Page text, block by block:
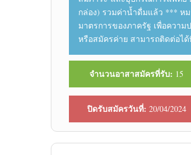
กล่อง)​ รวมค่าน้ำดื่มแล้ว *** หม
มาตรการ​ของภาครัฐ เพื่อควา
หรือสมัครค่าย สามารถ​ติดต่อ​ได้
จำนวนอาสาสมัครที่รับ: 15
ปิดรับสมัครวันที่: 20/04/2024